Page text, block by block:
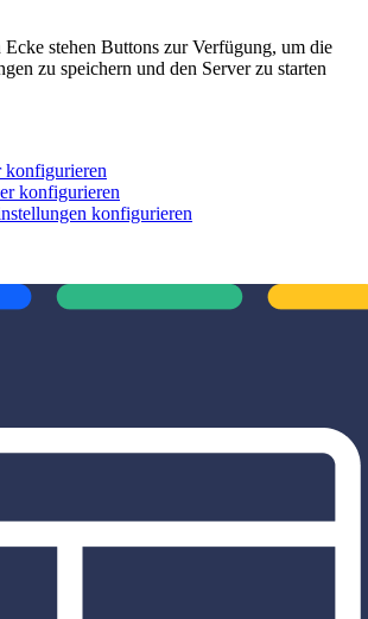
stehen Buttons zur Verfügung, um die
zu speichern und den Server zu starten
konfigurieren
konfigurieren
konfigurieren